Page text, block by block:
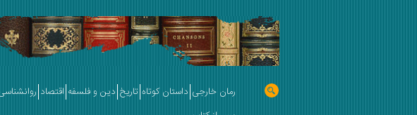
رمان خارجی داستان کوتاه تاریخ دین و فلسفه اقتصاد